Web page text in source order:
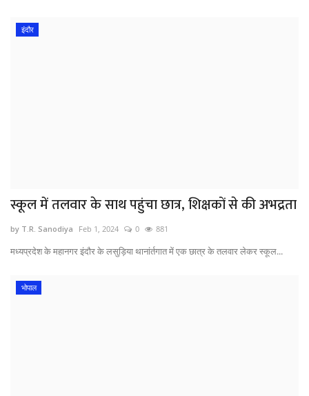
इंदौर
स्कूल में तलवार के साथ पहुंचा छात्र, शिक्षकों से की अभद्रता
by T.R. Sanodiya Feb 1, 2024 0 881
मध्यप्रदेश के महानगर इंदौर के लसुड़िया थानांर्तगात में एक छात्र के तलवार लेकर स्कूल...
भोपाल